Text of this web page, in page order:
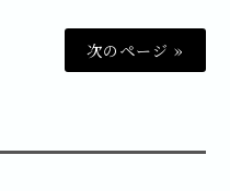
次のページ »